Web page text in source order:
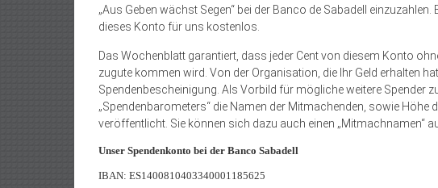
„Aus Geben wächst Segen“ bei der Banco de Sabadell
dieses Konto für uns kos­tenlos.
Das Wochenblatt garantiert, dass jeder Cent von diesem Konto
zugute kommen wird. Von der Organisation, die Ihr Geld erhalten
Spendenbescheinigung. Als Vorbild für mögliche weitere Spender
„Spendenbarometers“ die Namen der Mitmachenden, sowie Höhe
veröffentlicht. Sie können sich dazu auch einen „Mitmachnamen“
Unser Spendenkonto bei der Banco Sabadell
IBAN: ES1400810403340001185625